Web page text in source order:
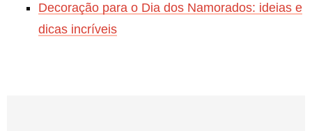
Decoração para o Dia dos Namorados: ideias e
dicas incríveis